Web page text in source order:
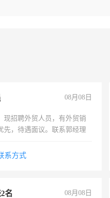
08月08日
现招聘外贸人员，有外贸销
先，待遇面议。联系郭经理
系方式
名 08月08日